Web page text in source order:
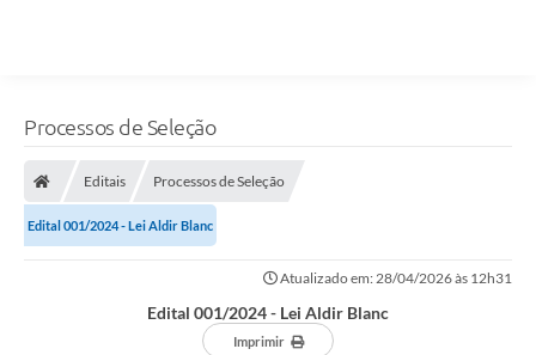
Processos de Seleção
Editais Processos de Seleção
Edital 001/2024 - Lei Aldir Blanc
Atualizado em: 28/04/2026 às 12h31
Edital 001/2024 - Lei Aldir Blanc
Imprimir